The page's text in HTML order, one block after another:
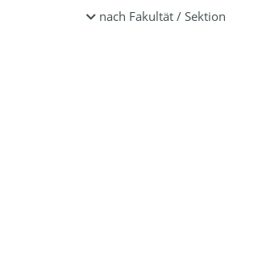
nach Fakultät / Sektion